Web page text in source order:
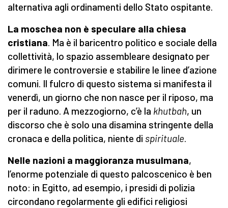
alternativa agli ordinamenti dello Stato ospitante.
La moschea non è speculare alla chiesa
cristiana. Ma è il baricentro politico e sociale della
collettività, lo spazio assembleare designato per
dirimere le controversie e stabilire le linee d’azione
comuni. Il fulcro di questo sistema si manifesta il
venerdì, un giorno che non nasce per il riposo, ma
per il raduno. A mezzogiorno, c’è la khutbah, un
discorso che è solo una disamina stringente della
cronaca e della politica, niente di spirituale.
Nelle nazioni a maggioranza musulmana,
l’enorme potenziale di questo palcoscenico è ben
noto: in Egitto, ad esempio, i presidi di polizia
circondano regolarmente gli edifici religiosi